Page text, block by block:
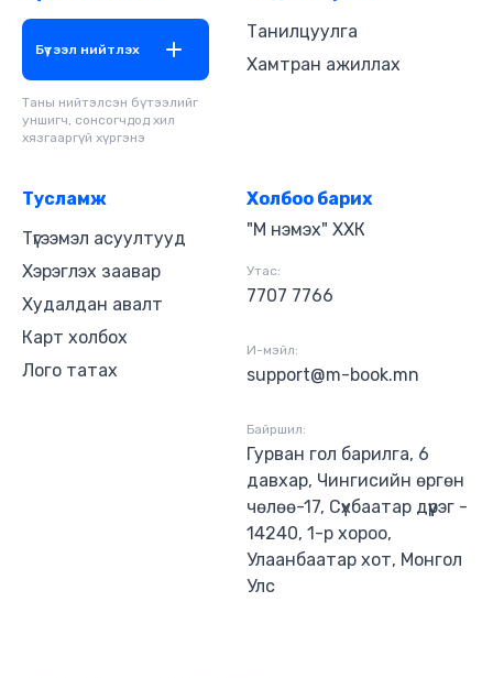
болгон хадгалах, багш оюутнуудын зайнаас
ажиллаж суралцах боломжийг нэмэгдүүлэх
зэрэг маш олон давуу тал, ач холбогдолтой юм.
Бүтээл нийтлэх
Таны нийтэлсэн бүтээлийг
уншигч, сонсогчдод хил
хязгааргүй хүргэнэ
Танилцуулга
Хамтран ажиллах
Тусламж
Түгээмэл асуултууд
Хэрэглэх заавар
Худалдан авалт
Карт холбох
Лого татах
Холбоо барих
"М нэмэх" ХХК
Утас:
7707 7766
И-мэйл:
support@m-book.mn
Байршил:
Гурван гол барилга, 6
давхар, Чингисийн өргөн
чөлөө-17, Сүхбаатар дүүрэг -
14240, 1-р хороо,
Улаанбаатар хот, Монгол
Улс